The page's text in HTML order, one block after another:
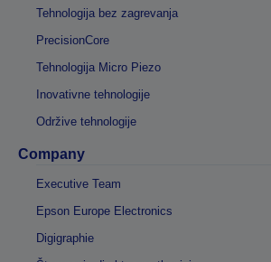
Tehnologija bez zagrevanja
PrecisionCore
Tehnologija Micro Piezo
Inovativne tehnologije
Održive tehnologije
Company
Executive Team
Epson Europe Electronics
Digigraphie